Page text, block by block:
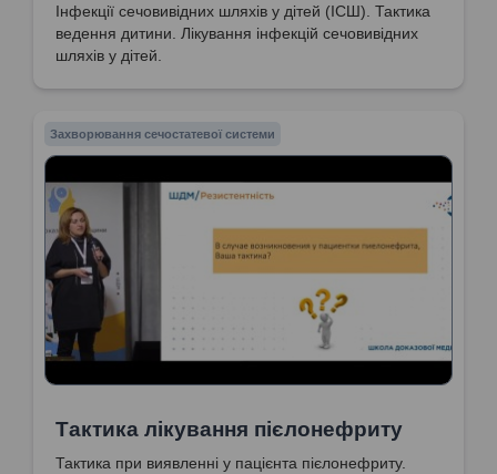
Інфекції сечовивідних шляхів у дітей (ІСШ). Тактика
ведення дитини. Лікування інфекцій сечовивідних
шляхів у дітей.
Захворювання сечостатевої системи
Тактика лікування пієлонефриту
Тактика при виявленні у пацієнта пієлонефриту.